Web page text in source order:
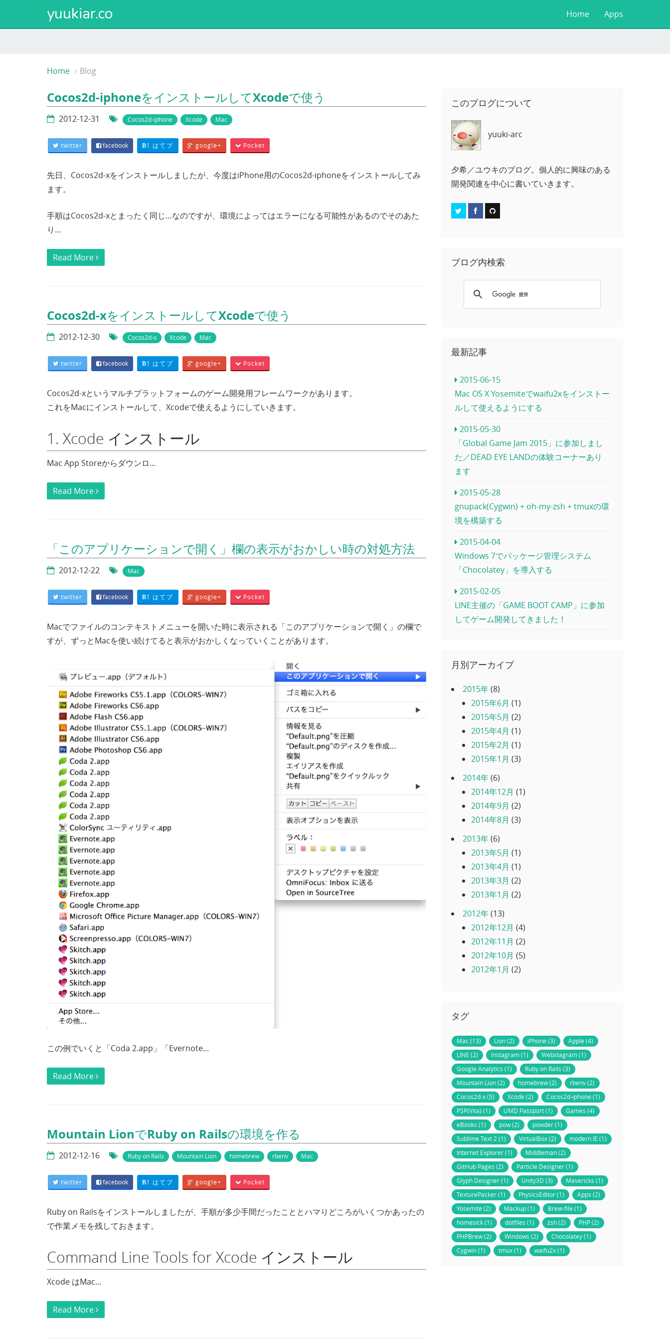
yuukiar.co Home Apps
Home Blog
Cocos2d-iphoneをインストールしてXcodeで使う
2012-12-31 Cocos2d-iphone Xcode Mac
twitter facebook B! はてブ google+ Pocket
先日、Cocos2d-xをインストールしましたが、今度はiPhone用のCocos2d-iphoneをインストールしてみ
ます。
手順はCocos2d-xとまったく同じ…なのですが、環境によってはエラーになる可能性があるのでそのあた
り...
Read More
Cocos2d-xをインストールしてXcodeで使う
2012-12-30 Cocos2d-x Xcode Mac
twitter facebook B! はてブ google+ Pocket
Cocos2d-xというマルチプラットフォームのゲーム開発用フレームワークがあります。
これをMacにインストールして、Xcodeで使えるようにしていきます。
1. Xcode インストール
Mac App Storeからダウンロ...
Read More
「このアプリケーションで開く」欄の表示がおかしい時の対処方法
2012-12-22 Mac
twitter facebook B! はてブ google+ Pocket
Macでファイルのコンテキストメニューを開いた時に表示される「このアプリケーションで開く」の欄で
すが、ずっとMacを使い続けてると表示がおかしくなっていくことがあります。
この例でいくと「Coda 2.app」「Evernote...
Read More
Mountain LionでRuby on Railsの環境を作る
2012-12-16 Ruby on Rails Mountain Lion homebrew rbenv Mac
twitter facebook B! はてブ google+ Pocket
Ruby on Railsをインストールしましたが、手順が多少手間だったこととハマりどころがいくつかあったの
で作業メモを残しておきます。
Command Line Tools for Xcode インストール
Xcode はMac...
Read More
このブログについて
yuuki-arc
夕希／ユウキのブログ。個人的に興味のある
開発関連を中心に書いていきます。
ブログ内検索
最新記事
2015-06-15
Mac OS X Yosemiteでwaifu2xをインストー
ルして使えるようにする
2015-05-30
「Global Game Jam 2015」に参加しまし
た／DEAD EYE LANDの体験コーナーあり
ます
2015-05-28
gnupack(Cygwin) + oh-my-zsh + tmuxの環
境を構築する
2015-04-04
Windows 7でパッケージ管理システム
「Chocolatey」を導入する
2015-02-05
LINE主催の「GAME BOOT CAMP」に参加
してゲーム開発してきました！
月別アーカイブ
2015年(8)
2015年6月 (1)
2015年5月 (2)
2015年4月 (1)
2015年2月 (1)
2015年1月 (3)
2014年(6)
2014年12月 (1)
2014年9月 (2)
2014年8月 (3)
2013年(6)
2013年5月 (1)
2013年4月 (1)
2013年3月 (2)
2013年1月 (2)
2012年(13)
2012年12月 (4)
2012年11月 (2)
2012年10月 (5)
2012年1月 (2)
タグ
Mac (13) Lion (2) iPhone (3)
Apple (4)
LINE (2)
Instagram (1)
Webstagram (1)
Google Analytics (1)
Ruby on Rails (3)
Mountain Lion (2)
homebrew (2)
rbenv (2)
Cocos2d-x (5)
Xcode (2)
Cocos2d-iphone (1)
PSP(Vita) (1)
UMD Passport (1)
Games (4)
eBooks (1)
pow (2)
powder (1)
Sublime Text 2 (1)
VirtualBox (2)
modern.IE (1)
Internet Explorer (1)
Middleman (2)
GitHub Pages (2)
Particle Designer (1)
Glyph Designer (1)
Unity3D (3)
Mavericks (1)
TexturePacker (1)
PhysicsEditor (1)
Apps (2)
Yosemite (2)
Mackup (1)
Brew-file (1)
homesick (1)
dotfiles (1) zsh (2)
PHP (2)
PHPBrew (2)
Windows (2)
Chocolatey (1)
Cygwin (1)
tmux (1) waifu2x (1)